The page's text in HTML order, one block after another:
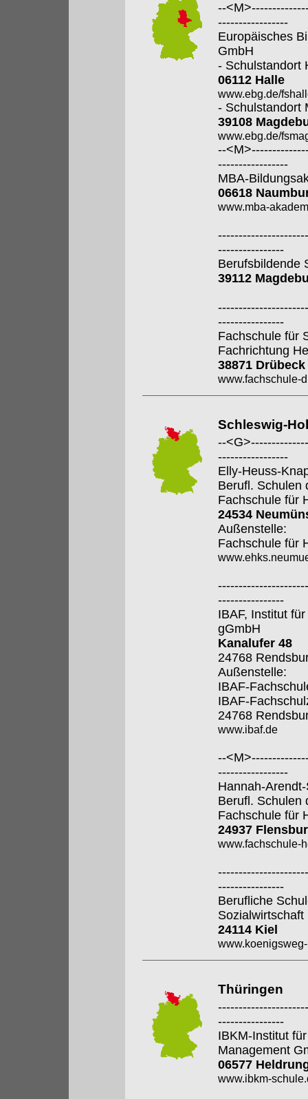
--
-----------------
Europäisches
GmbH
- Schulstandort
06112 Halle
www.ebg.de/
- Schulstandort
39108
www.ebg.de/
--
-----------------
MBA-
06618
www.mba-
----------------
Berufsbildende
39112
----------------
Fachschule für
Fachrichtung
38871 Drübeck
www.fachschule-
Schleswig-
--
-----------------
Elly-Heuss-
Berufl. Schulen
Fachschule für
24534
Außenstelle:
Fachschule für
----------------
IBAF, Institut
gGmbH
Kanalufer 48
24768
Außenstelle:
IBAF-
IBAF-
24768
www.ibaf.de
--
-----------------
Hannah-
Berufl. Schulen
Fachschule für
24937
www.fachschule-
----------------
Berufliche
24114 Kiel
Thüringen
----------------
IBKM-Institut
Management
06577
www.ibkm-